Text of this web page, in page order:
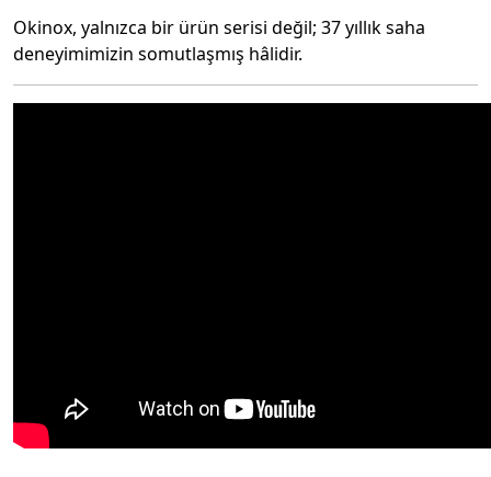
Okinox, yalnızca bir ürün serisi değil; 37 yıllık saha
deneyimimizin somutlaşmış hâlidir.